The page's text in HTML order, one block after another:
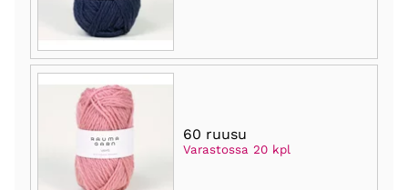
60 ruusu
Varastossa 20 kpl